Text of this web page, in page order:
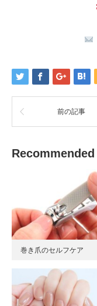
前の記事
Recommended
巻き爪のセルフケア